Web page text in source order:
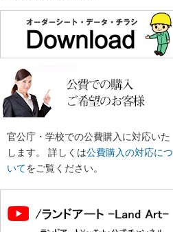
官公庁・学校での公費購入に対応いた
します。 詳しくは公費購入の対応につ
いてをご覧ください。